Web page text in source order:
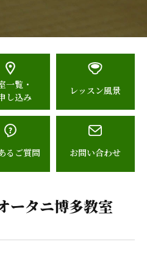
一覧・
し込み
レッスン風景
るご質問 お問い合わせ
ータニ博多教室